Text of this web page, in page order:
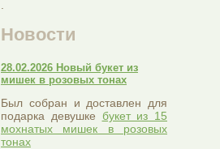
Новости
28.02.2026 Новый букет из
мишек в розовых тонах
Был собран и доставлен для
подарка девушке букет из 15
мохнатых мишек в розовых
тонах